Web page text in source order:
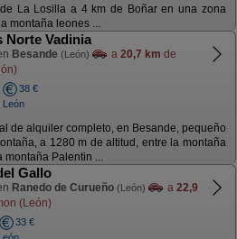
La Losilla a 4 km de Boñar en una zona
montaña leones ...
Norte Vadinia
Besande (León) a 20,7 km de
38 €
León
de alquiler completo, en Besande, pequeño
a 1280 m de altitud, entre la montaña
montaña Palentin ...
Gallo
Ranedo de Curueño (León) a 22,9
(León)
33 €